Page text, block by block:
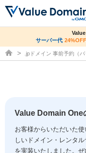
ドメイントップ
ドメイン移管
ドメイン価格一覧
コアサーバー
バリューサーバー
XREA
セキュリティトップ
Value Domain ネットde診断
サービストップ
co.jpドメイン✕コ
サー
サーバー代 24%OFF
ドメイン取得ならバリュー
.jpドメイン 事前予約（
Value Domain One
お客様からいただいた
しいドメイン・レンタ
を実装いたしました。